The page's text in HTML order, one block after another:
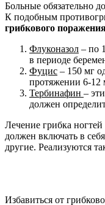
Больные обязательно
К подобным
грибкового
Флуконазол – по
в периоде
Фуцис – 150 мг
протяжении 6-12
Тербинафин –
должен
Лечение грибка
должен включать в
другие. Реализуются
Избавиться от